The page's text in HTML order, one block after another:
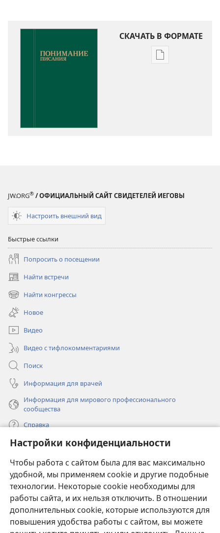
Настройки конфиденциальности
Чтобы работа с сайтом была для вас максимально
удобной, мы применяем cookie и другие подобные
технологии. Некоторые cookie необходимы для
работы сайта, и их нельзя отключить. В отношении
дополнительных cookie, которые используются для
повышения удобства работы с сайтом, вы можете
СКАЧАТЬ В ФОРМАТЕ
Варианты
JW.ORG® / ОФИЦИАЛЬНЫЙ САЙТ СВИДЕТЕЛЕЙ ИЕГОВЫ
Настроить внешний вид
Быстрые ссылки
Попросить о посещении
Найти встречи
(открывается
в
новом
окне)
Найти конгрессы
(открывается
новом
окне)
Новое
Видео
Видео с тифлокомментариями
Поиск
Информация для врачей
Информация для мирового профессионального
сообщества
Справка
Пожертвования
в
новом
окне)
ОНЛАЙН-БИБЛИОТЕКА Сторожевой башни
(открывается
новом
окне)
JW Hub®
(открывается
в
новомJW Library ®